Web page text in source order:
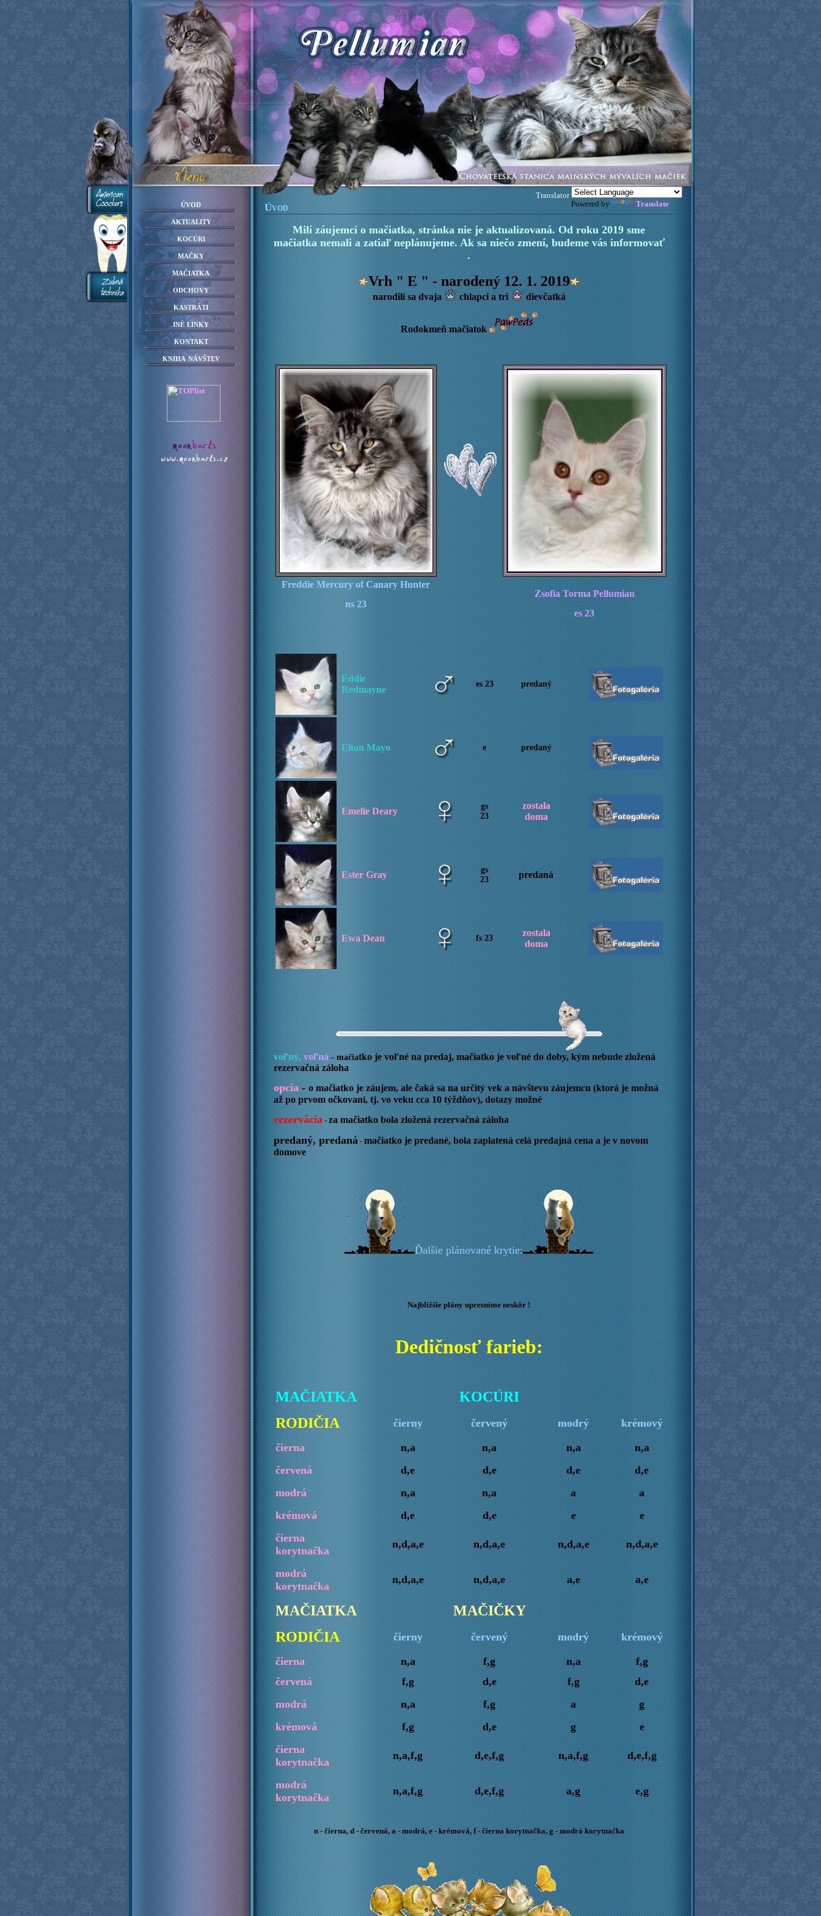
úvod
aktuality
kocúri
mačky
mačiatka
odchovy
kastráti
iné linky
kontakt
kniha návštev
Translator
Powered by
Translate
Úvod
Milí záujemci o mačiatka, stránka nie je aktualizovaná. Od roku 2019 sme
mačiatka nemali a zatiaľ neplánujeme. Ak sa niečo zmení, budeme vás informovať
.
Vrh " E " - narodený 12. 1. 2019
narodili sa dvaja chlapci a tri dievčatká
Rodokmeň mačiatok
Freddie Mercury of Canary Hunter
ns 23
Zsofia Torma Pellumian
es 23
Eddie
Redmayne
es 23 predaný
Elton Mayo e predaný
Emelie Deary
gs
23
zostala
doma
Ester Gray
gs
23
predaná
Ewa Dean fs 23
zostala
doma
voľný,voľná - mačiatko je voľné na predaj, mačiatko je voľné do doby, kým nebude zložená
rezervačná záloha
opcia-o mačiatko je záujem, ale čaká sa na určitý vek a návštevu záujemcu (ktorá je možná
až po prvom očkovaní, tj. vo veku cca 10 týždňov), dotazy možné
rezervácia -za mačiatko bola zložená rezervačná záloha
predaný, predaná -mačiatko je predané, bola zaplatená celá predajná cena a je v novom
domove
Ďalšie plánované krytie:
Najbližšie plány upresníme neskôr !
Dedičnosť farieb:
MAČIATKA
KOCÚRI
RODIČIA
čierny červený modrý
krémový
čierna
n,a n,a n,a
n,a
červená
d,e d,e d,e
d,e
modrá
n,a n,a a
a
krémová
d,e d,e e
e
čierna
korytnačka
n,d,a,e n,d,a,e n,d,a,e n,d,a,e
modrá
korytnačka
n,d,a,e n,d,a,e a,e a,e
MAČIATKA
MAČIČKY
RODIČIA
čierny červený modrý
krémový
čierna
n,a f,g n,a
f,g
červená
f,g d,e f,g
d,e
modrá
n,a f,g a
g
krémová
f,g d,e g
e
čierna
korytnačka
n,a,f,g d,e,f,g n,a,f,g d,e,f,g
modrá
korytnačka
n,a,f,g d,e,f,g a,g e,g
n - čierna, d - červená, a - modrá, e - krémová, f - čierna korytnačka, g - modrá korytnačka